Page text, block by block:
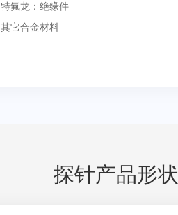
特氟龙：绝缘件
其它合金材料
探针产品形状